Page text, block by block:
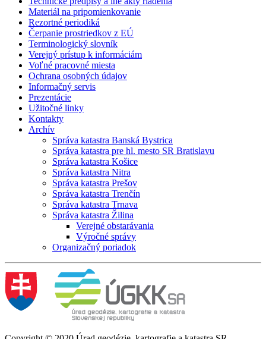
Materiál na pripomienkovanie
Rezortné periodiká
Čerpanie prostriedkov z EÚ
Terminologický slovník
Verejný prístup k informáciám
Voľné pracovné miesta
Ochrana osobných údajov
Informačný servis
Prezentácie
Užitočné linky
Kontakty
Archív
Správa katastra Banská Bystrica
Správa katastra pre hl. mesto SR Bratislavu
Správa katastra Košice
Správa katastra Nitra
Správa katastra Prešov
Správa katastra Trenčín
Správa katastra Trnava
Správa katastra Žilina
Verejné obstarávania
Výročné správy
Organizačný poriadok